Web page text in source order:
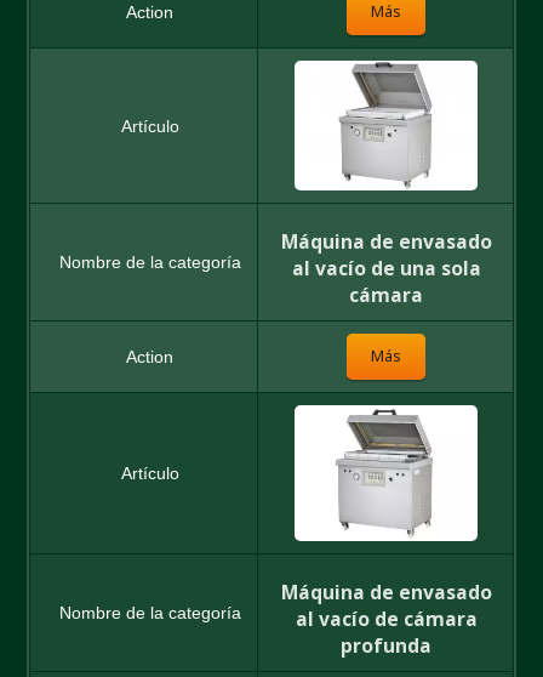
Más
Máquina de envasado
al vacío de una sola
cámara
Más
Máquina de envasado
al vacío de cámara
profunda